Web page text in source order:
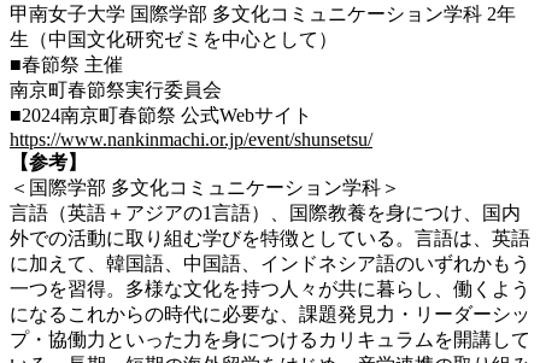
甲南女子大学 国際学部 多文化コミュニケーション学科 2年
生（中国文化研究ゼミを中心として）
■春節祭 主催
南京町春節祭実行委員会
■2024南京町春節祭 公式Webサイト
https://www.nankinmachi.or.jp/event/shunsetsu/
【参考】
＜国際学部 多文化コミュニケーション学科＞
言語（英語＋アジアの1言語）、国際教養を身につけ、国内
外での活動に取り組む学びを特徴としている。言語は、英語
に加えて、韓国語、中国語、インドネシア語のいずれかもう
一つを習得。多様な文化を持つ人々が共に暮らし、働くよう
になるこれからの時代に必要な、課題発見力・リーダーシッ
プ・協働力といった力を身につけるカリキュラムを開講して